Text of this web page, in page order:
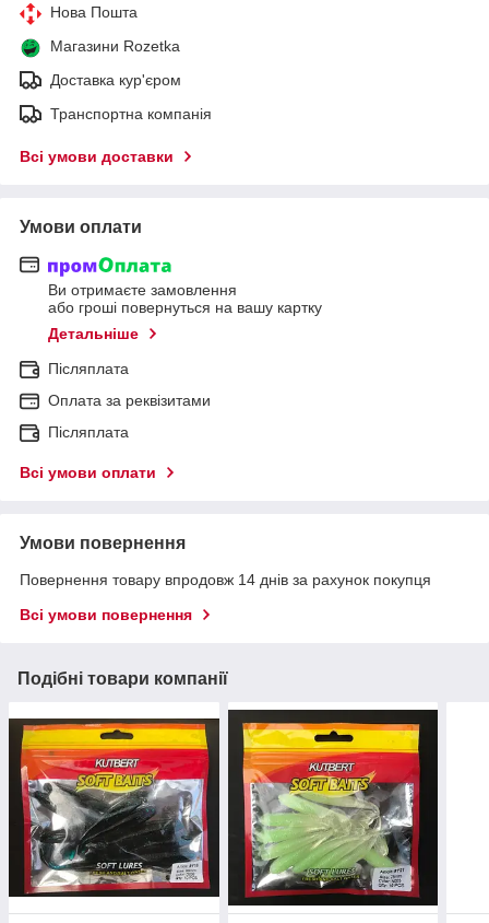
Нова Пошта
Магазини Rozetka
Доставка кур'єром
Транспортна компанія
Всі умови доставки
Умови оплати
Ви отримаєте замовлення
або гроші повернуться на вашу картку
Детальніше
Післяплата
Оплата за реквізитами
Післяплата
Всі умови оплати
Умови повернення
Повернення товару впродовж 14 днів за рахунок покупця
Всі умови повернення
Подібні товари компанії